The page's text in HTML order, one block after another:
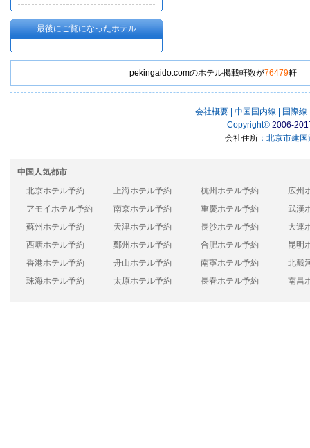
最後にご覧になったホテル
pekingaido.comのホテル掲載軒数が76479軒
会社概要 中国国内線 国際線
Copyright© 2006-
会社住所：北京市建
中国人気都市
北京ホテル予約
上海ホテル予約 杭州ホテル予約
広州
アモイホテル予約
南京ホテル予約 重慶ホテル予約
武漢
蘇州ホテル予約
天津ホテル予約 長沙ホテル予約
大連
西塘ホテル予約
鄭州ホテル予約 合肥ホテル予約
昆明
香港ホテル予約
舟山ホテル予約 南寧ホテル予約
北戴
珠海ホテル予約
太原ホテル予約 長春ホテル予約 南昌